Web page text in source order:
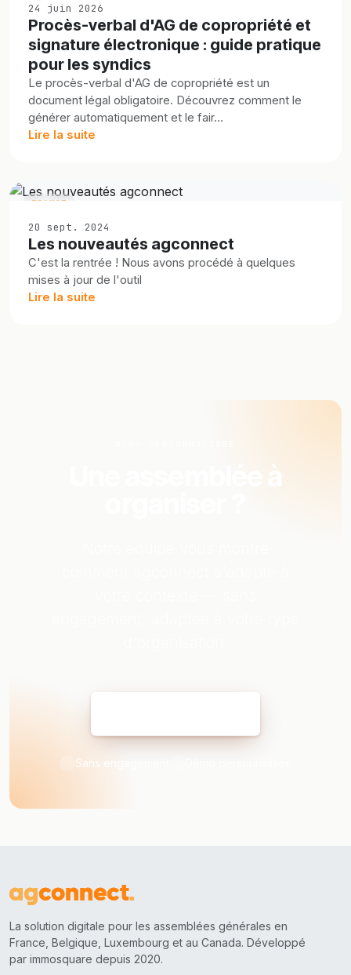
24 juin 2026
Procès-verbal d'AG de copropriété et
signature électronique : guide pratique
pour les syndics
Le procès-verbal d'AG de copropriété est un
document légal obligatoire. Découvrez comment le
générer automatiquement et le fair...
Lire la suite
FRANCE
20 sept. 2024
Les nouveautés agconnect
C'est la rentrée ! Nous avons procédé à quelques
mises à jour de l'outil
Lire la suite
Une assemblée à
Sans engagement
La solution digitale pour les assemblées générales en
France, Belgique, Luxembourg et au Canada. Développé
par immosquare depuis 2020.